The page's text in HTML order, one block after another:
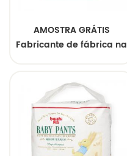
AMOSTRA GRÁTIS
Fabricante de fábrica na
Fraldas descartáveis
para bebês